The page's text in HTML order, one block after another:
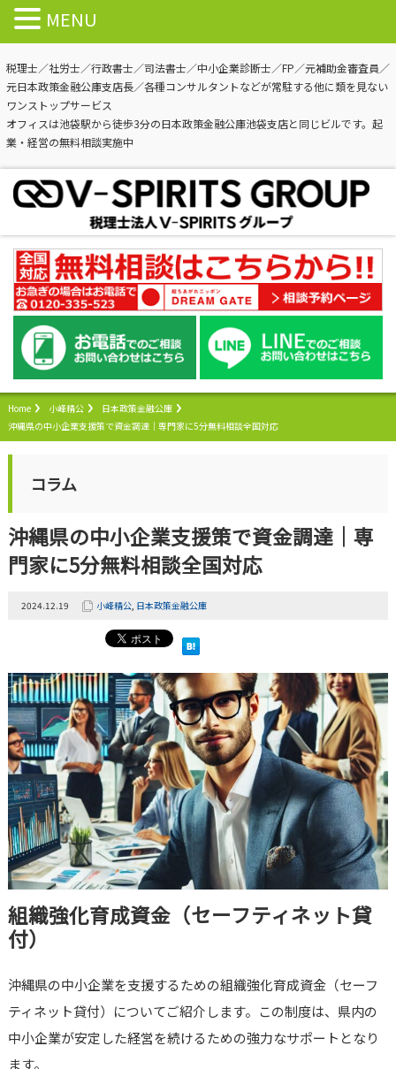
税理士／社労士／行政書士／司法書士／中小企業診断士／FP／元補助金審査員／
元日本政策金融公庫支店長／各種コンサルタントなどが常駐する他に類を見ない
ワンストップサービス
オフィスは池袋駅から徒歩3分の日本政策金融公庫池袋支店と同じビルです。起
業・経営の無料相談実施中
Home 小峰精公
日本政策金融公庫
沖縄県の中小企業支援策で資金調達｜専門家に5分無料相談全国対応
コラム
沖縄県の中小企業支援策で資金調達｜専
門家に5分無料相談全国対応
2024.12.19 小峰精公, 日本政策金融公庫
組織強化育成資金（セーフティネット貸
付）
沖縄県の中小企業を支援するための組織強化育成資金（セーフ
ティネット貸付）についてご紹介します。この制度は、県内の
中小企業が安定した経営を続けるための強力なサポートとなり
ます。
MENU